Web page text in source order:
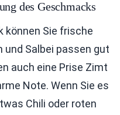
des Geschmacks
können Sie frische
und Salbei passen gut
auch eine Prise Zimt
Note. Wenn Sie es
Chili oder roten